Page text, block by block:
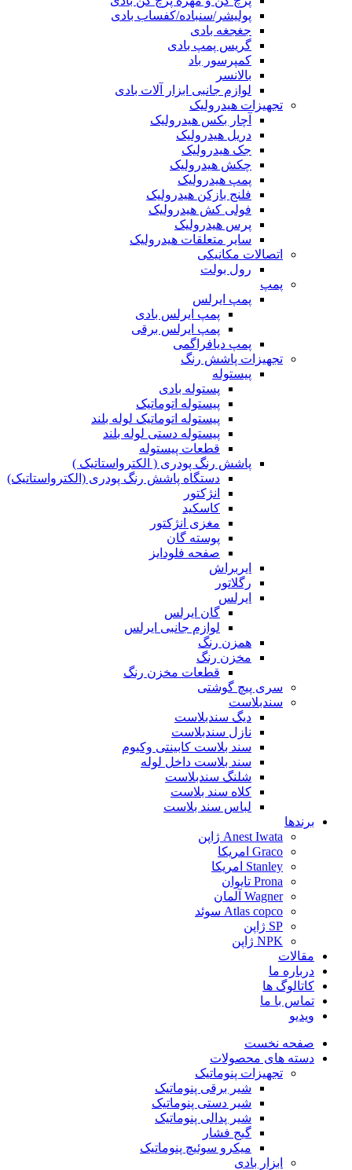
پولیشر/سنباده/کفساب بادی
جغجغه بادی
گریس پمپ بادی
کمپرسور باد
بالانسر
لوازم جانبی ابزار آلات بادی
تجهیزات هیدرولیک
آچار بکس هیدرولیک
دریل هیدرولیک
جک هیدرولیک
چکش هیدرولیک
پمپ هیدرولیک
فلنج بازکن هیدرولیک
فولی کش هیدرولیک
پرس هیدرولیک
سایر متعلقات هیدرولیک
اتصالات مکانیکی
رول بولت
پمپ
پمپ ایرلس
پمپ ایرلس بادی
پمپ ایرلس برقی
پمپ دیافراگمی
تجهیزات پاشش رنگ
پیستوله
پستوله بادی
پیستوله اتوماتیک
پیستوله اتوماتیک لوله بلند
پیستوله دستی لوله بلند
قطعات پیستوله
پاشش رنگ پودری ( الکترواستاتیک )
دستگاه پاشش رنگ پودری (الکترواستاتیک)
انژکتور
کاسکید
مغزی انژکتور
پوسته گان
صفحه فلودایز
ایربراش
رگلاتور
ایرلس
گان ایرلس
لوازم جانبی ایرلس
همزن رنگ
مخزن رنگ
قطعات مخزن رنگ
سری پیچ گوشتی
سندبلاست
دیگ سندبلاست
نازل سندبلاست
سند بلاست کابینتی وکیوم
سند بلاست داخل لوله
شلنگ سندبلاست
کلاه سند بلاست
لباس سند بلاست
برندها
Anest Iwata ژاپن
Graco امریکا
Stanley امریکا
Prona تایوان
Wagner آلمان
Atlas copco سوئد
SP ژاپن
NPK ژاپن
مقالات
درباره ما
کاتالوگ ها
تماس با ما
ویدیو
صفحه نخست
دسته های محصولات
تجهیزات پنوماتیک
شیر برقی پنوماتیک
شیر دستی پنوماتیک
شیر پدالی پنوماتیک
گیج فشار
میکرو سوئیچ پنوماتیک
ابزار بادی